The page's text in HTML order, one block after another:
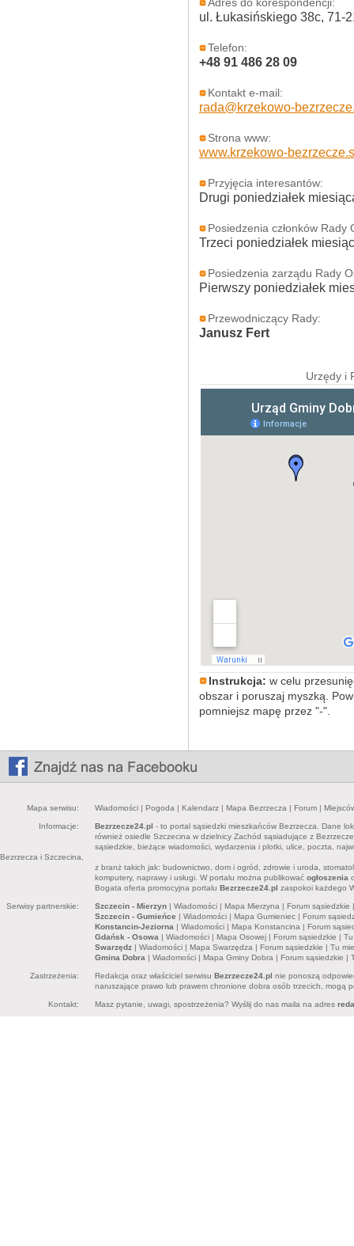
Adres do korespondencji:
ul. Łukasińskiego 38c, 71-
Telefon:
+48 91 486 28 09
Kontakt e-mail:
rada@krzekowo-
Strona www:
www.krzekowo-
Przyjęcia interesantów:
Drugi poniedziałek
Posiedzenia członków Rady
Trzeci poniedziałek
Posiedzenia zarządu Rady
Pierwszy poniedziałek
Przewodniczący Rady:
Janusz Fert
Urzędy i
Instrukcja: w celu
obszar i poruszaj myszką.
pomniejsz mapę przez "-".
Mapa serwisu: Wiadomości | Pogoda | Kalendarz | Mapa Bezrzecza | Forum |
Informacje: Bezrzecze24.pl - to portal sąsiedzki mieszkańców Bezrzecza. Dane
również osiedle Szczecina w dzielnicy Zachód sąsiadujące z
sąsiedzkie, bieżące wiadomości, wydarzenia i plotki, ulice, poczta,
Bezrzecza i Szczecina,
z branż takich jak: budownictwo, dom i ogród, zdrowie i uroda,
komputery, naprawy i usługi. W portalu można publikować ogłoszenia
Bogata oferta promocyjna portalu Bezrzecze24.pl zaspokoi każdego
Serwisy partnerskie: Szczecin - Mierzyn | Wiadomości | Mapa Mierzyna | Forum sąsiedzkie
Szczecin - Gumieńce | Wiadomości | Mapa Gumieniec | Forum
Konstancin-Jeziorna | Wiadomości | Mapa Konstancina | Forum
Gdańsk - Osowa | Wiadomości | Mapa Osowej | Forum sąsiedzkie |
Swarzędz | Wiadomości | Mapa Swarzędza | Forum sąsiedzkie | Tu
Gmina Dobra | Wiadomości | Mapa Gminy Dobra | Forum sąsiedzkie |
Zastrzeżenia: Redakcja oraz właściciel serwisu Bezrzecze24.pl nie ponoszą
naruszające prawo lub prawem chronione dobra osób trzecich, mogą
Kontakt: Masz pytanie, uwagi, spostrzeżenia? Wyślij do nas maila na adres